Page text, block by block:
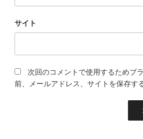
サイト
次回のコメントで使用するためブ
前、メールアドレス、サイトを保存する